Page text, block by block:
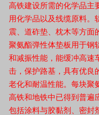
高铁建设所需的化学品主
用化学品以及线缆原料。
震、道砟垫、枕木等方面
聚氨酯弹性体垫板用于钢
和减振性能，能缓冲高速
击，保护路基，具有优良
老化和耐温性能。每块聚
高铁和地铁中已得到普遍
包括涂料与胶黏剂、密封